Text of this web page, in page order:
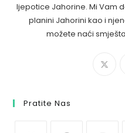
ljepotice Jahorine. Mi Vam
planini Jahorini kao i
možete naći
Pratite Nas